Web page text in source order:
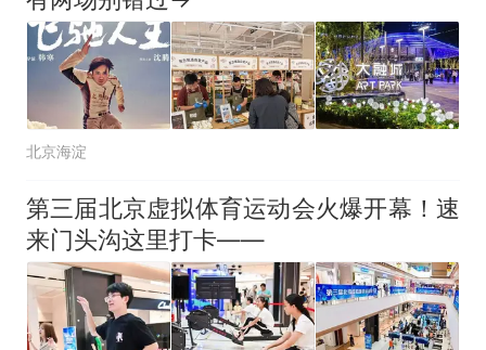
北京海淀
第三届北京虚拟体育运动会火爆开幕！速
来门头沟这里打卡——